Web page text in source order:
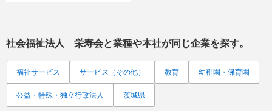
社会福祉法人 栄寿会と業種や本社が同じ企業を探す。
福祉サービス サービス（その他） 教育 幼稚園・保育園
公益・特殊・独立行政法人 茨城県